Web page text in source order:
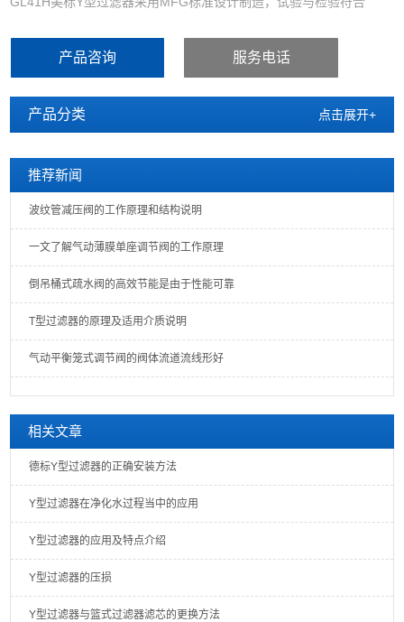
的机械杂质，以保护设备管道上的配件免受磨损和堵塞；
产品咨询 服务电话
产品分类 点击展开+
推荐新闻
波纹管减压阀的工作原理和结构说明
一文了解气动薄膜单座调节阀的工作原理
倒吊桶式疏水阀的高效节能是由于性能可靠
T型过滤器的原理及适用介质说明
气动平衡笼式调节阀的阀体流道流线形好
相关文章
德标Y型过滤器的正确安装方法
Y型过滤器在净化水过程当中的应用
Y型过滤器的应用及特点介绍
Y型过滤器的压损
Y型过滤器与篮式过滤器滤芯的更换方法